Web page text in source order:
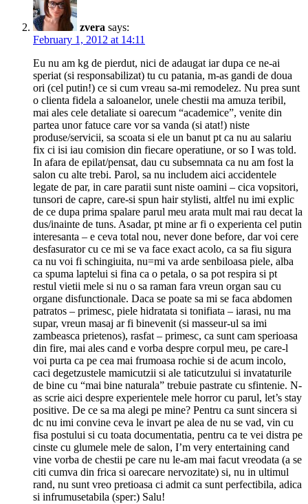
zvera says:
February 1, 2012 at 14:11
Eu nu am kg de pierdut, nici de adaugat iar dupa ce ne-ai
speriat (si responsabilizat) tu cu patania, m-as gandi de doua
ori (cel putin!) ce si cum vreau sa-mi remodelez. Nu prea sunt
o clienta fidela a saloanelor, unele chestii ma amuza teribil,
mai ales cele detaliate si oarecum “academice”, venite din
partea unor fatuce care vor sa vanda (si atat!) niste
produse/servicii, sa scoata si ele un banut pt ca nu au salariu
fix ci isi iau comision din fiecare operatiune, or so I was told.
In afara de epilat/pensat, dau cu subsemnata ca nu am fost la
salon cu alte trebi. Parol, sa nu includem aici accidentele
legate de par, in care paratii sunt niste oamini – cica vopsitori,
tunsori de capre, care-si spun hair stylisti, altfel nu imi explic
de ce dupa prima spalare parul meu arata mult mai rau decat la
dus/inainte de tuns. Asadar, pt mine ar fi o experienta cel putin
interesanta – e ceva total nou, never done before, dar voi cere
desfasurator cu ce mi se va face exact acolo, ca sa fiu sigura
ca nu voi fi schingiuita, nu=mi va arde senbiloasa piele, alba
ca spuma laptelui si fina ca o petala, o sa pot respira si pt
restul vietii mele si nu o sa raman fara vreun organ sau cu
organe disfunctionale. Daca se poate sa mi se faca abdomen
patratos – primesc, piele hidratata si tonifiata – iarasi, nu ma
supar, vreun masaj ar fi binevenit (si masseur-ul sa imi
zambeasca prietenos), rasfat – primesc, ca sunt cam sperioasa
din fire, mai ales cand e vorba despre corpul meu, pe care-l
voi purta ca pe cea mai frumoasa rochie si de acum incolo,
caci degetzustele mamicutzii si ale taticutzului si invataturile
de bine cu “mai bine naturala” trebuie pastrate cu sfintenie. N-
as scrie aici despre experientele mele horror cu parul, let’s stay
positive. De ce sa ma alegi pe mine? Pentru ca sunt sincera si
dc nu imi convine ceva le invart pe alea de nu se vad, vin cu
fisa postului si cu toata documentatia, pentru ca te vei distra pe
cinste cu glumele mele de salon, I’m very entertaining cand
vine vorba de chestii pe care nu le-am mai facut vreodata (a se
citi cumva din frica si oarecare nervozitate) si, nu in ultimul
rand, nu sunt vreo pretioasa ci admit ca sunt perfectibila, adica
si infrumusetabila (sper:) Salu!